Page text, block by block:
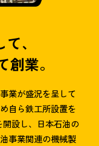
、
業。
業が盛況を呈して
自ら鉄工所設置を
設し、日本石油の
事業関連の機械製